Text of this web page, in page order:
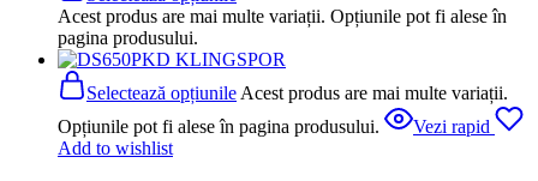
Acest produs are mai multe variații. Opțiunile pot fi alese în
pagina produsului.
Selectează opțiunile Acest produs are mai multe variații.
Opțiunile pot fi alese în pagina produsului.
Vezi rapid
Add to wishlist